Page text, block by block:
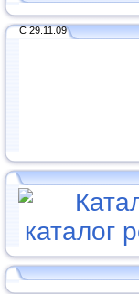
С 29.11.09